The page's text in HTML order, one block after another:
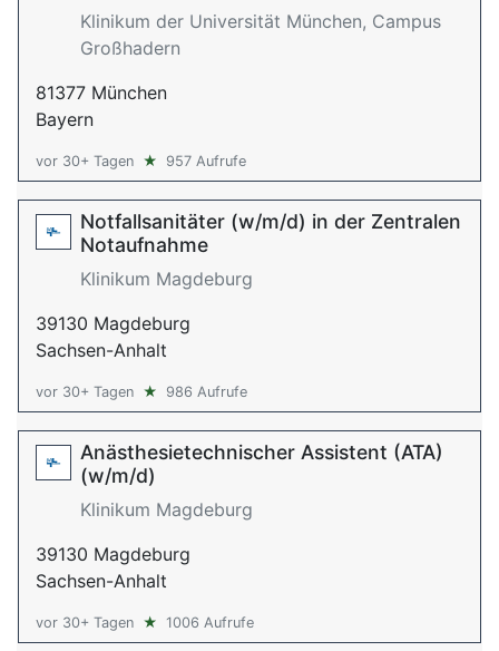
Klinikum der Universität München, Campus
Großhadern
81377 München
Bayern
vor 30+ Tagen ★ 957 Aufrufe
Notfallsanitäter (w/m/d) in der Zentralen
Notaufnahme
Klinikum Magdeburg
39130 Magdeburg
Sachsen-Anhalt
vor 30+ Tagen ★ 986 Aufrufe
Anästhesietechnischer Assistent (ATA)
(w/m/d)
Klinikum Magdeburg
39130 Magdeburg
Sachsen-Anhalt
vor 30+ Tagen ★ 1006 Aufrufe